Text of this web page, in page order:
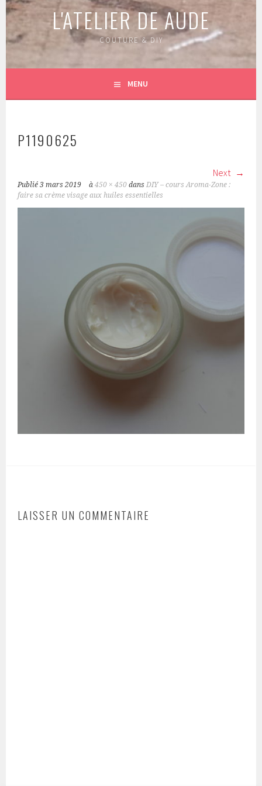
L'ATELIER DE AUDE
COUTURE & DIY
MENU
P1190625
Next
Publié3 mars 2019 à450 × 450 dansDIY – cours Aroma-Zone :
faire sa crème visage aux huiles essentielles
LAISSER UN COMMENTAIRE